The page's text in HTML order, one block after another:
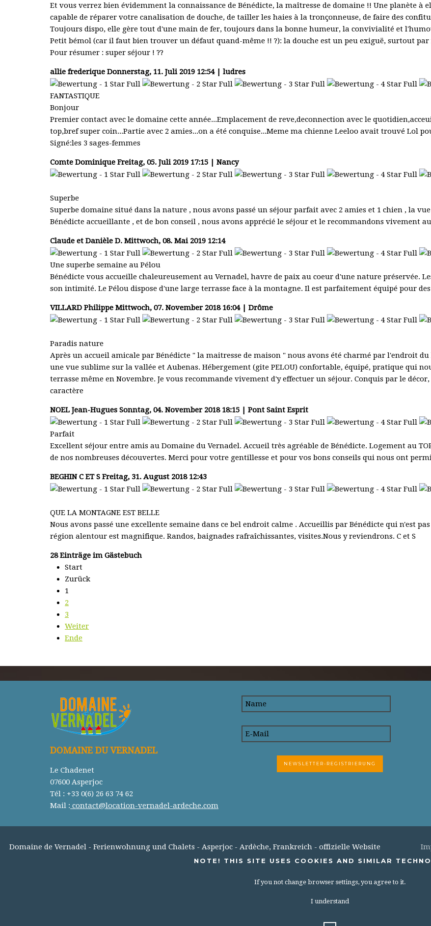
Et vous verrez bien évidemment la connaissance de Bénédicte, la maîtresse de domaine !! Une planète à
capable de réparer votre canalisation de douche, de tailler les haies à la tronçonneuse, de faire des
Toujours dispo, elle gère tout d'une main de fer, toujours dans la bonne humeur, la convivialité et
Petit bémol (car il faut bien trouver un défaut quand-même !! ?): la douche est un peu exiguë, surtout
Pour résumer : super séjour ! ??
allie frederique Donnerstag, 11. Juli 2019 12:54 | ludres
FANTASTIQUE
Bonjour
Premier contact avec le domaine cette année...Emplacement de reve,deconnection avec le
top,bref super coin...Partie avec 2 amies...on a été conquise...Meme ma chienne Leeloo avait trouvé Lol
Signé:les 3 sages-femmes
Comte Dominique Freitag, 05. Juli 2019 17:15 | Nancy
Superbe
Superbe domaine situé dans la nature , nous avons passé un séjour parfait avec 2 amies et 1 chien , la
Bénédicte accueillante , et de bon conseil , nous avons apprécié le séjour et le recommandons vivement
Claude et Danièle D. Mittwoch, 08. Mai 2019 12:14
Une superbe semaine au Pélou
Bénédicte vous accueille chaleureusement au Vernadel, havre de paix au coeur d'une nature préservée.
son intimité. Le Pélou dispose d'une large terrasse face à la montagne. Il est parfaitement équipé pour
VILLARD Philippe Mittwoch, 07. November 2018 16:04 | Drôme
Paradis nature
Après un accueil amicale par Bénédicte " la maitresse de maison " nous avons été charmé par l'endroit
une vue sublime sur la vallée et Aubenas. Hébergement (gite PELOU) confortable, équipé, pratique qui
terrasse même en Novembre. Je vous recommande vivement d'y effectuer un séjour. Conquis par le
caractère
NOEL Jean-Hugues Sonntag, 04. November 2018 18:15 | Pont Saint Esprit
Parfait
Excellent séjour entre amis au Domaine du Vernadel. Accueil très agréable de Bénédicte. Logement au
de nos nombreuses découvertes. Merci pour votre gentillesse et pour vos bons conseils qui nous ont
BEGHIN C ET S Freitag, 31. August 2018 12:43
QUE LA MONTAGNE EST BELLE
Nous avons passé une excellente semaine dans ce bel endroit calme . Accueillis par Bénédicte qui n'est
région alentour est magnifique. Randos, baignades rafraîchissantes, visites.Nous y reviendrons. C et S
28 Einträge im Gästebuch
Start
Zurück
1
2
3
Weiter
Ende
DOMAINE DU VERNADEL
Le Chadenet
07600 Asperjoc
Tél : +33 0(6) 26 63 74 62
Mail : contact@location-vernadel-ardeche.com
Domaine de Vernadel - Ferienwohnung und Chalets - Asperjoc - Ardèche, Frankreich - offizielle Website
NOTE! THIS SITE USES COOKIES AND SIMILAR
If you not change browser settings, you agree to it.
I understand